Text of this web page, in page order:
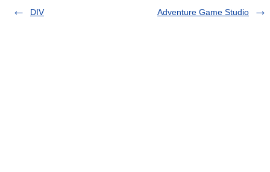
DIV
Adventure Game Studio